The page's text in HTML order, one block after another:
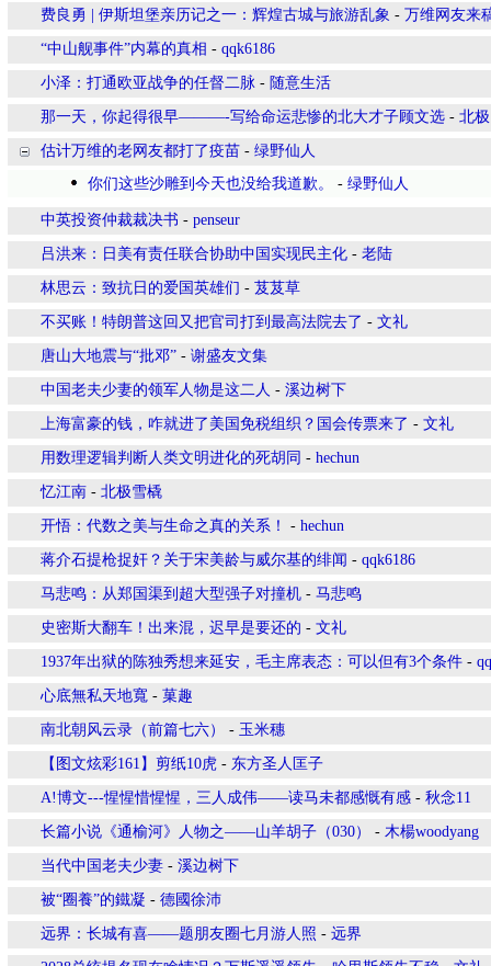
费良勇 | 伊斯坦堡亲历记之一：辉煌古城与旅游乱象 - 万维网友来
“中山舰事件”内幕的真相 - qqk6186
小泽：打通欧亚战争的任督二脉 - 随意生活
那一天，你起得很早———-写给命运悲惨的北大才子顾文选 - 北
估计万维的老网友都打了疫苗 - 绿野仙人
你们这些沙雕到今天也没给我道歉。
- 绿野仙人
中英投资仲裁裁决书 - penseur
吕洪来：日美有责任联合协助中国实现民主化 - 老陆
林思云：致抗日的爱国英雄们 - 芨芨草
不买账！特朗普这回又把官司打到最高法院去了 - 文礼
唐山大地震与“批邓” - 谢盛友文集
中国老夫少妻的领军人物是这二人 - 溪边树下
上海富豪的钱，咋就进了美国免税组织？国会传票来了 - 文礼
用数理逻辑判断人类文明进化的死胡同 - hechun
忆江南 - 北极雪橇
开悟：代数之美与生命之真的关系！ - hechun
蒋介石提枪捉奸？关于宋美龄与威尔基的绯闻 - qqk6186
马悲鸣：从郑国渠到超大型强子对撞机 - 马悲鸣
史密斯大翻车！出来混，迟早是要还的 - 文礼
1937年出狱的陈独秀想来延安，毛主席表态：可以但有3个条件 -
心底無私天地寬 - 菓趣
南北朝风云录（前篇七六） - 玉米穗
【图文炫彩161】剪纸10虎 - 东方圣人匡子
A!博文---惺惺惜惺惺，三人成伟——读马未都感慨有感 - 秋念11
长篇小说《通榆河》人物之——山羊胡子（030） - 木楊woodyang
当代中国老夫少妻 - 溪边树下
被“圈養”的鐵凝 - 德國徐沛
远界：长城有喜——题朋友圈七月游人照 - 远界